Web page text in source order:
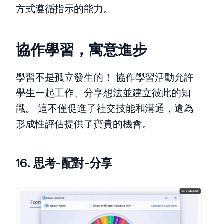
方式遵循指示的能力。
協作學習，寓意進步
學習不是孤立發生的！ 協作學習活動允許
學生一起工作、分享想法並建立彼此的知
識。 這不僅促進了社交技能和溝通，還為
形成性評估提供了寶貴的機會。
16. 思考-配對-分享